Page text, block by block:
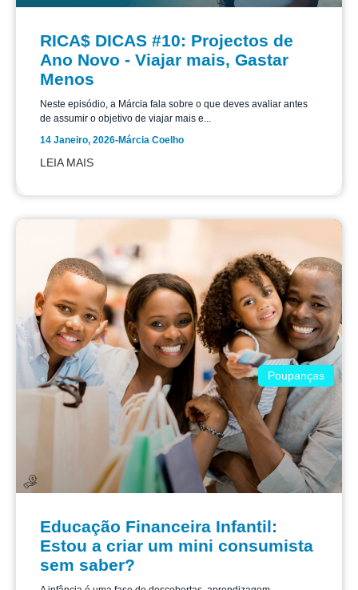
RICA$ DICAS #10: Projectos de
Ano Novo - Viajar mais, Gastar
Menos
Neste episódio, a Márcia fala sobre o que deves avaliar antes
de assumir o objetivo de viajar mais e...
Márcia Coelho
LEIA MAIS
Poupanças
Educação Financeira Infantil:
Estou a criar um mini consumista
sem saber?
A infância é uma fase de descobertas, aprendizagem,